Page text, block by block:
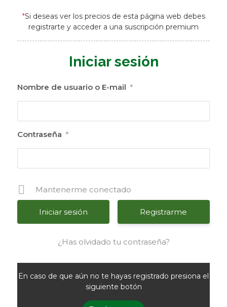
*Si deseas ver los precios de esta página web debes
registrarte y acceder a una suscripción premium
Iniciar sesión
Nombre de usuario o E-mail *
Contraseña *
Mantenerme conectado
Registrarme
¿Has olvidado tu contraseña?
En caso de que aún no te hayas registrado presiona el
siguiente botón